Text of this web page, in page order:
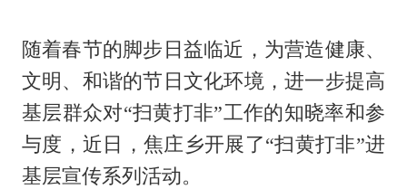
“老戏骨”秦焰去世
伊朗最高领袖将任命数名高级指挥官
广岛长崎的昨天未必不会是日本的明天
随着春节的脚步日益临近，为营造健康、
文明、和谐的节日文化环境，进一步提高
基层群众对“扫黄打非”工作的知晓率和参
与度， 近日，焦庄乡开展了“扫黄打非”进
基层宣传系列活动。